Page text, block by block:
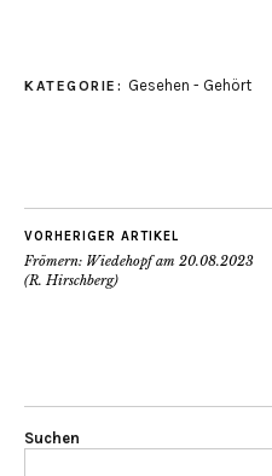
KATEGORIE: Gesehen - Gehört
VORHERIGER ARTIKEL
Frömern: Wiedehopf am 20.08.2023
(R. Hirschberg)
Suchen